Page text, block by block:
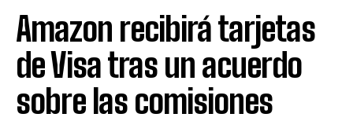
Amazon recibirá tarjetas
de Visa tras un acuerdo
sobre las comisiones